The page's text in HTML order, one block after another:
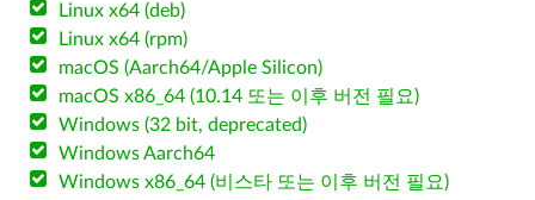
Linux x64 (deb)
Linux x64 (rpm)
macOS (Aarch64/Apple Silicon)
macOS x86_64 (10.14 또는 이후 버전 필요)
Windows (32 bit, deprecated)
Windows Aarch64
Windows x86_64 (비스타 또는 이후 버전 필요)